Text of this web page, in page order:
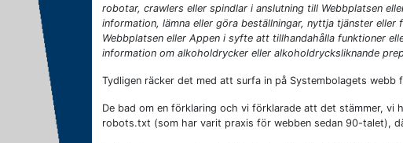
robotar, crawlers eller spindlar i anslutning till Webbplatsen
information, lämna eller göra beställningar, nyttja tjänster
Webbplatsen eller Appen i syfte att tillhandahålla funktioner
information om alkoholdrycker eller alkoholdrycksliknande
Tydligen räcker det med att surfa in på Systembolagets webb
De bad om en förklaring och vi förklarade att det stämmer, vi
robots.txt (som har varit praxis för webben sedan 90-talet),